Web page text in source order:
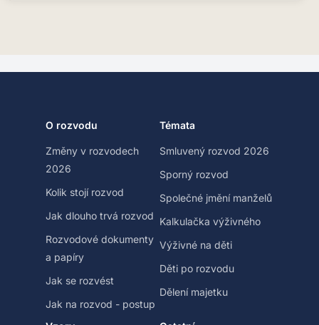
O rozvodu
Změny v rozvodech
2026
Kolik stojí rozvod
Jak dlouho trvá rozvod
Rozvodové dokumenty
a papíry
Jak se rozvést
Jak na rozvod - postup
Témata
Smluvený rozvod 2026
Sporný rozvod
Společné jmění manželů
Kalkulačka výživného
Výživné na děti
Děti po rozvodu
Dělení majetku